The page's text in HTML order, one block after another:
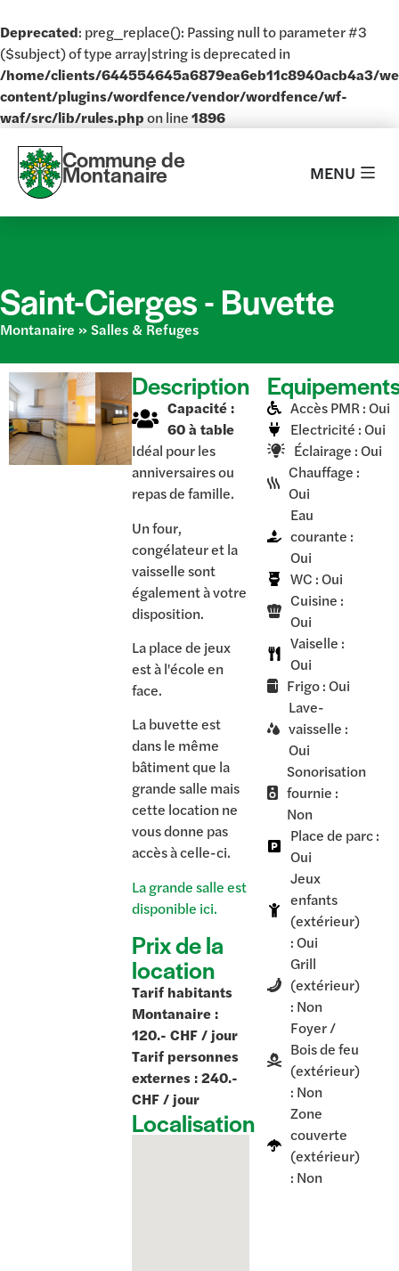
Deprecated: preg_replace(): Passing null to parameter #3
($subject) of type array|string is deprecated in
/home/clients/644554645a6879ea6eb11c8940acb4a3/
content/plugins/wordfence/vendor/wordfence/wf-
waf/src/lib/rules.phpon line1896
Commune de
Montanaire MENU
Saint-Cierges -Buvette
Montanaire »Salles & Refuges
Description
Capacité :
60 à table
Idéal pour les
anniversaires ou
repas de famille.
Un four,
congélateur et la
vaisselle sont
également à votre
disposition.
La place de jeux
est à l'école en
face.
La buvette est
dans le même
bâtiment que la
grande salle mais
cette location ne
vous donne pas
accès à celle-ci.
La grande salle est
disponible ici.
Prix de la
location
Tarif habitants
Montanaire :
120.- CHF / jour
Tarif personnes
externes : 240.-
CHF / jour
Localisation
Accès PMR : Oui
Electricité : Oui
Éclairage : Oui
Chauffage :
Oui
Eau
courante :
Oui
WC : Oui
Cuisine :
Oui
Vaiselle :
Oui
Frigo : Oui
Lave-
vaisselle :
Oui
Sonorisation
fournie :
Non
Place de parc :
Oui
Jeux
enfants
(extérieur)
: Oui
Grill
(extérieur)
: Non
Foyer /
Bois de feu
(extérieur)
: Non
Zone
couverte
(extérieur)
: Non